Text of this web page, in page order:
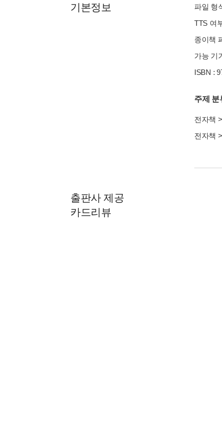
기본정보
파일 형
TTS 여
종이책
가능 기
ISBN :
주제 분
전자책
전자책
출판사 제공
카드리뷰